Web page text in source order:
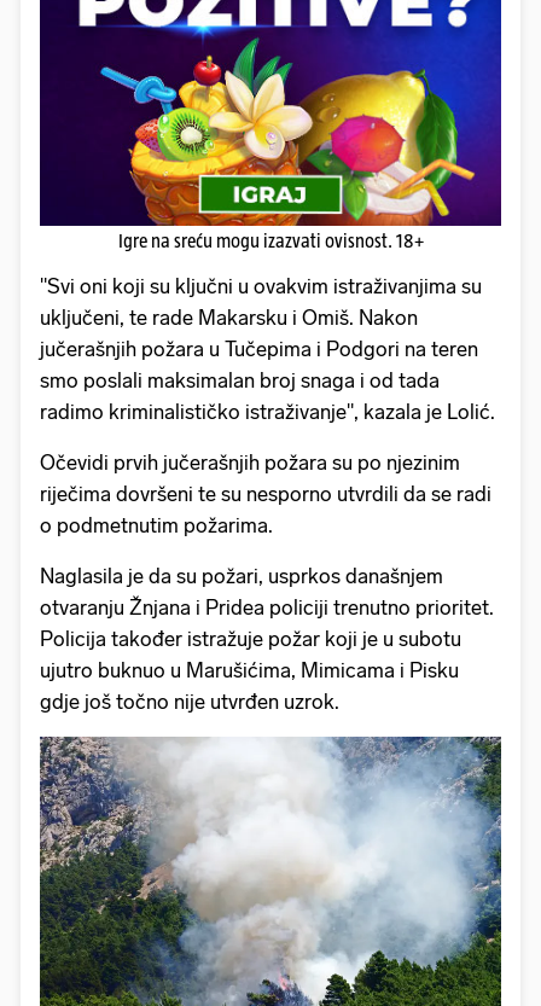
Igre na sreću mogu izazvati ovisnost. 18+
"Svi oni koji su ključni u ovakvim istraživanjima su
uključeni, te rade Makarsku i Omiš. Nakon
jučerašnjih požara u Tučepima i Podgori na teren
smo poslali maksimalan broj snaga i od tada
radimo kriminalističko istraživanje", kazala je Lolić.
Očevidi prvih jučerašnjih požara su po njezinim
riječima dovršeni te su nesporno utvrdili da se radi
o podmetnutim požarima.
Naglasila je da su požari, usprkos današnjem
otvaranju Žnjana i Pridea policiji trenutno prioritet.
Policija također istražuje požar koji je u subotu
ujutro buknuo u Marušićima, Mimicama i Pisku
gdje još točno nije utvrđen uzrok.